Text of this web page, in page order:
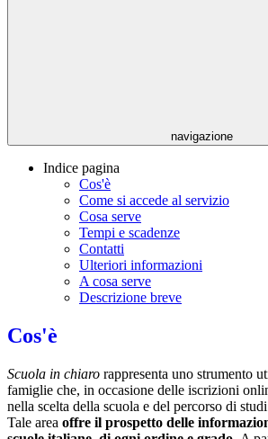
navigazione
Indice pagina
Cos'è
Come si accede al servizio
Cosa serve
Tempi e scadenze
Contatti
Ulteriori informazioni
A cosa serve
Descrizione breve
Cos'è
Scuola in chiaro rappresenta uno strumento
famiglie che, in occasione delle iscrizioni
nella scelta della scuola e del percorso di
Tale area offre il prospetto delle